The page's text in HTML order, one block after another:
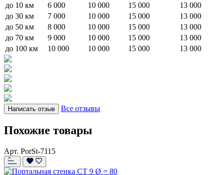
до 10 км
6 000 10 000 15 000
13 000
до 30 км
7 000 10 000 15 000
13 000
до 50 км
8 000 10 000 15 000
13 000
до 70 км
9 000 10 000 15 000
13 000
до 100 км
10 000 10 000 15 000 13 000
Написать отзыв Все отзывы
Похожие товары
Арт. PorSt-7115